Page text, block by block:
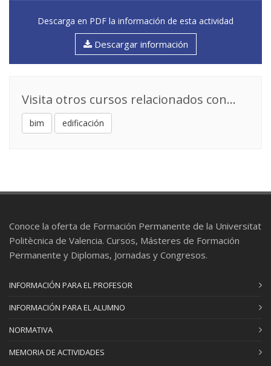
Descarga en PDF la información de esta actividad
Descargar información
Visita otros cursos relacionados con...
bim edificación
Conoce la oferta de Formación Permanente de la Universitat
Politècnica de Valencia. Cursos, Másteres de Formación
Permanente y Diplomas, Jornadas y Congresos.
INFORMACIÓN PARA EL PROFESOR
INFORMACIÓN PARA EL ALUMNO
NORMATIVA
MEMORIA DE ACTIVIDADES